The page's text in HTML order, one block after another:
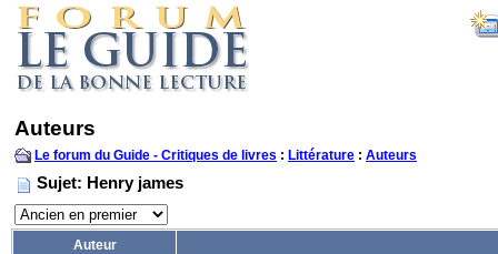
Auteurs
Le forum du Guide - Critiques de livres : Littérature : Auteurs
Sujet: Henry james
Auteur